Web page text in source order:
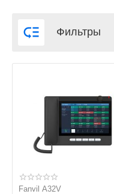
 Фильтры
Fanvil A32V